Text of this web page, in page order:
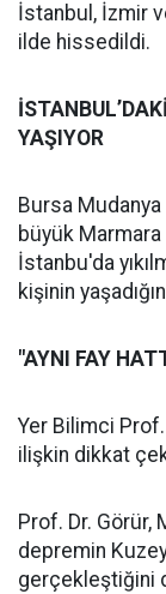
İstanbul, İzmir
ilde hissedildi.
YAŞIYOR
Bursa
büyük
İstanbu'da
kişinin
"AYNI FAY
Yer Bilimci
ilişkin dikkat
Prof. Dr. Görür,
depremin
gerçekleştiğini